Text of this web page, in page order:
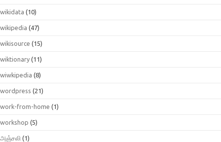
wikidata (10)
wikipedia (47)
wikisource (15)
wiktionary (11)
wiwkipedia (8)
wordpress (21)
work-from-home (1)
workshop (5)
அஞ்சலி (1)